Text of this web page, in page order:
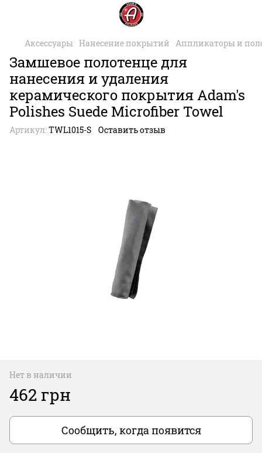
Аксессуары Нанесение покрытий Аппликаторы и
Замшевое полотенце для
нанесения и удаления
керамического покрытия Adam's
Polishes Suede Microfiber Towel
Артикул:TWL1015-S Оставить отзыв
Нет в наличии
462 грн
Сообщить, когда появится